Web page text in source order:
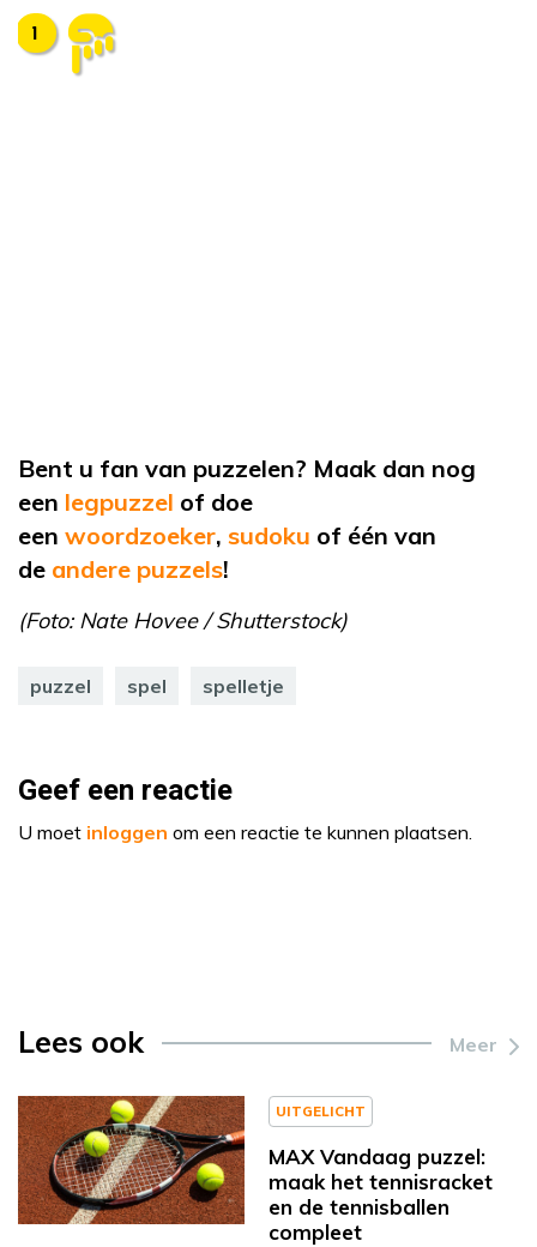
Bent u fan van puzzelen? Maak dan nog
een legpuzzel of doe
een woordzoeker, sudoku of één van
de andere puzzels!
(Foto: Nate Hovee / Shutterstock)
puzzel spel spelletje
Geef een reactie
U moet inloggen om een reactie te kunnen plaatsen.
Lees ook Meer
UITGELICHT
MAX Vandaag puzzel:
maak het tennisracket
en de tennisballen
compleet